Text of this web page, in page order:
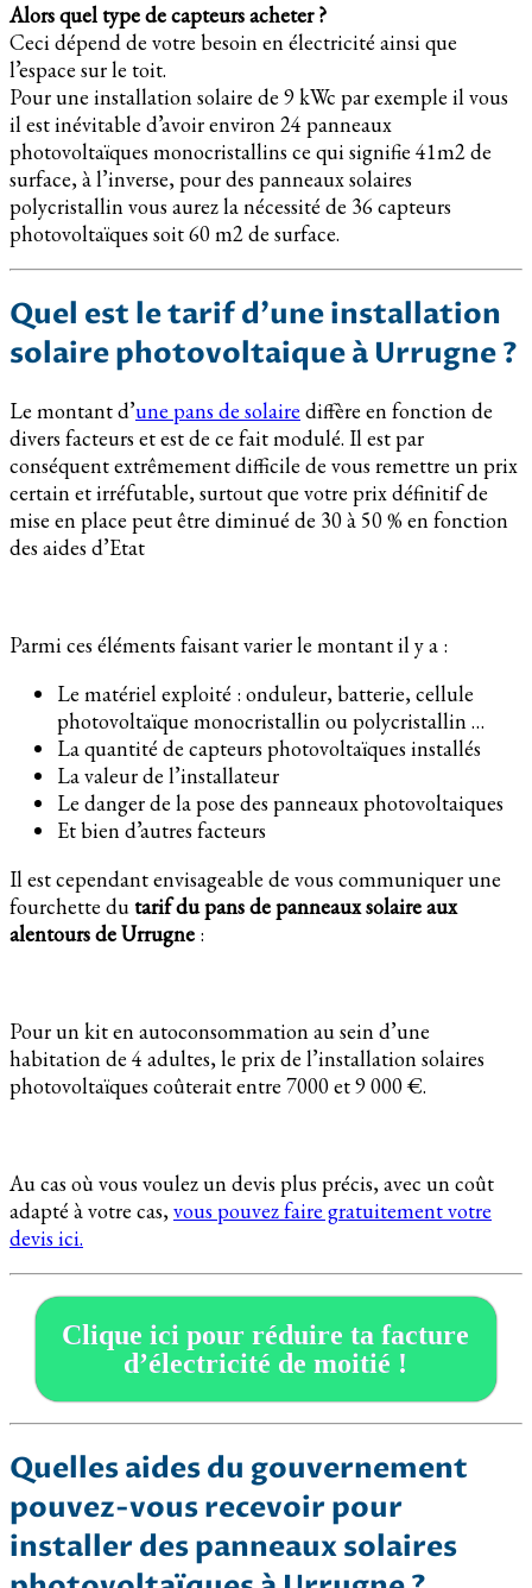
Alors quel type de capteurs acheter ?
Ceci dépend de votre besoin en électricité ainsi que
l’espace sur le toit.
Pour une installation solaire de 9 kWc par exemple il vous
il est inévitable d’avoir environ 24 panneaux
photovoltaïques monocristallins ce qui signifie 41m2 de
surface, à l’inverse, pour des panneaux solaires
polycristallin vous aurez la nécessité de 36 capteurs
photovoltaïques soit 60 m2 de surface.
Quel est le tarif d’une installation
solaire photovoltaique à Urrugne ?
Le montant d’une pans de solaire diffère en fonction de
divers facteurs et est de ce fait modulé. Il est par
conséquent extrêmement difficile de vous remettre un prix
certain et irréfutable, surtout que votre prix définitif de
mise en place peut être diminué de 30 à 50 % en fonction
des aides d’Etat
Parmi ces éléments faisant varier le montant il y a :
Le matériel exploité : onduleur, batterie, cellule
photovoltaïque monocristallin ou polycristallin …
La quantité de capteurs photovoltaïques installés
La valeur de l’installateur
Le danger de la pose des panneaux photovoltaiques
Et bien d’autres facteurs
Il est cependant envisageable de vous communiquer une
fourchette dutarif du pans de panneaux solaire aux
alentours de Urrugne :
Pour un kit en autoconsommation au sein d’une
habitation de 4 adultes, le prix de l’installation solaires
photovoltaïques coûterait entre 7000 et 9 000 €.
Au cas où vous voulez un devis plus précis, avec un coût
adapté à votre cas,vous pouvez faire gratuitement votre
devis ici.
Clique ici pour réduire ta facture
d’électricité de moitié !
Quelles aides du gouvernement
pouvez-vous recevoir pour
installer des panneaux solaires